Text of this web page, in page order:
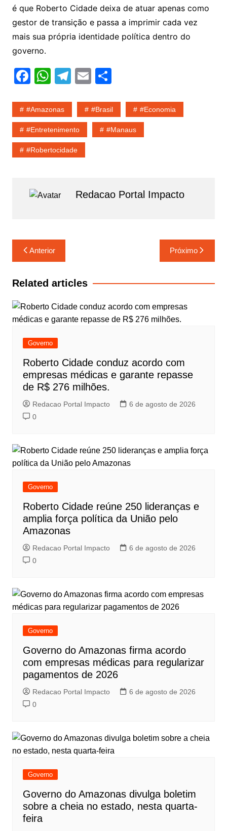
é que Roberto Cidade deixa de atuar apenas como
gestor de transição e passa a imprimir cada vez
mais sua própria identidade política dentro do
governo.
F
c
e
b
o
k
W
at
s
A
p
T
e
gr
a
m
E
ai
l
S
ar
e
#amazonas #Brasil #economia
#entretenimento #Manaus
#robertocidade
Redacao Portal Impacto
Navegação
de
Post
Anterior Próximo
Related articles
Governo
Roberto Cidade conduz acordo com
empresas médicas e garante repasse
de R$ 276 milhões.
Redacao Portal Impacto
6 de agosto de 2026
0
Governo
Roberto Cidade reúne 250 lideranças e
amplia força política da União pelo
Amazonas
Redacao Portal Impacto
6 de agosto de 2026
0
Governo
Governo do Amazonas firma acordo
com empresas médicas para regularizar
pagamentos de 2026
Redacao Portal Impacto
6 de agosto de 2026
0
Governo
Governo do Amazonas divulga boletim
sobre a cheia no estado, nesta quarta-
feira